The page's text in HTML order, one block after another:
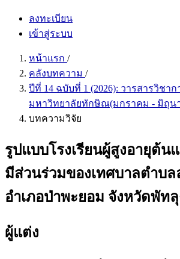
ลงทะเบียน
เข้าสู่ระบบ
หน้าแรก /
คลังบทความ /
ปีที่ 14 ฉบับที่ 1 (2026): วารสารวิชา
มหาวิทยาลัยทักษิณ(มกราคม - มิถุนา
บทความวิจัย
รูปแบบโรงเรียนผู้สูงอายุต้น
มีส่วนร่วมของเทศบาลตำบ
อำเภอป่าพะยอม จังหวัดพัทลุ
ผู้แต่ง